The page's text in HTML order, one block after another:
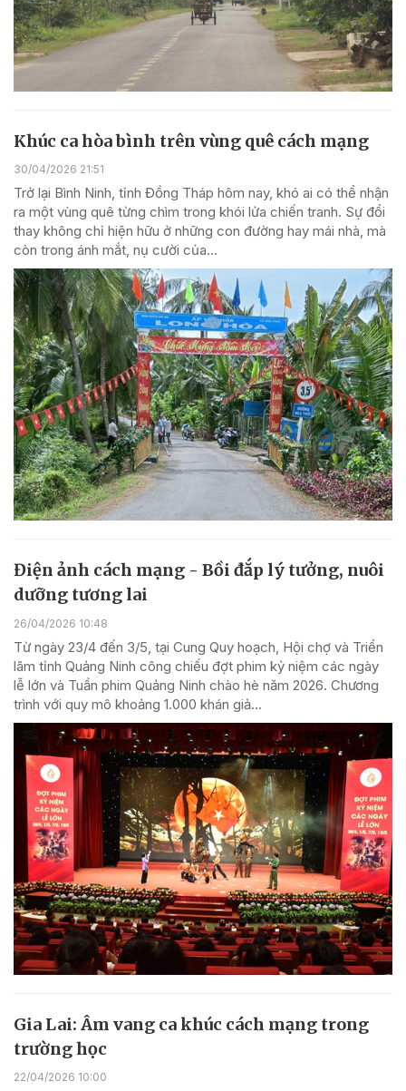
Khúc ca hòa bình trên vùng quê cách mạng
30/04/2026 21:51
Trở lại Bình Ninh, tỉnh Đồng Tháp hôm nay, khó ai có thể nhận
ra một vùng quê từng chìm trong khói lửa chiến tranh. Sự đổi
thay không chỉ hiện hữu ở những con đường hay mái nhà, mà
còn trong ánh mắt, nụ cười của...
Điện ảnh cách mạng - Bồi đắp lý tưởng, nuôi
dưỡng tương lai
26/04/2026 10:48
Từ ngày 23/4 đến 3/5, tại Cung Quy hoạch, Hội chợ và Triển
lãm tỉnh Quảng Ninh công chiếu đợt phim kỷ niệm các ngày
lễ lớn và Tuần phim Quảng Ninh chào hè năm 2026. Chương
trình với quy mô khoảng 1.000 khán giả...
Gia Lai: Âm vang ca khúc cách mạng trong
trường học
22/04/2026 10:00